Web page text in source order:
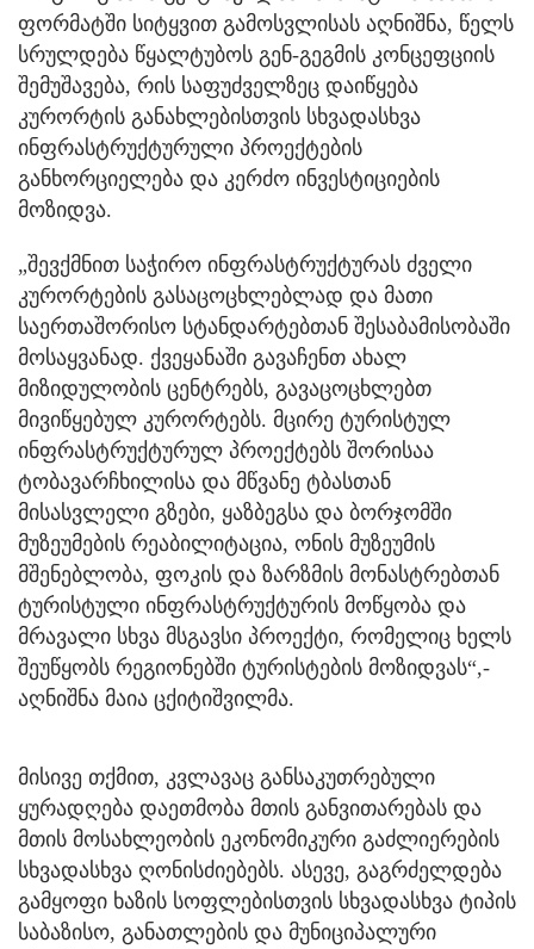
ფორმატში სიტყვით გამოსვლისას აღნიშნა, წელს
სრულდება წყალტუბოს გენ-გეგმის კონცეფციის
შემუშავება, რის საფუძველზეც დაიწყება
კურორტის განახლებისთვის სხვადასხვა
ინფრასტრუქტურული პროექტების
განხორციელება და კერძო ინვესტიციების
მოზიდვა.
„შევქმნით საჭირო ინფრასტრუქტურას ძველი
კურორტების გასაცოცხლებლად და მათი
საერთაშორისო სტანდარტებთან შესაბამისობაში
მოსაყვანად. ქვეყანაში გავაჩენთ ახალ
მიზიდულობის ცენტრებს, გავაცოცხლებთ
მივიწყებულ კურორტებს. მცირე ტურისტულ
ინფრასტრუქტურულ პროექტებს შორისაა
ტობავარჩხილისა და მწვანე ტბასთან
მისასვლელი გზები, ყაზბეგსა და ბორჯომში
მუზეუმების რეაბილიტაცია, ონის მუზეუმის
მშენებლობა, ფოკის და ზარზმის მონასტრებთან
ტურისტული ინფრასტრუქტურის მოწყობა და
მრავალი სხვა მსგავსი პროექტი, რომელიც ხელს
შეუწყობს რეგიონებში ტურისტების მოზიდვას“,-
აღნიშნა მაია ცქიტიშვილმა.
მისივე თქმით, კვლავაც განსაკუთრებული
ყურადღება დაეთმობა მთის განვითარებას და
მთის მოსახლეობის ეკონომიკური გაძლიერების
სხვადასხვა ღონისძიებებს. ასევე, გაგრძელდება
გამყოფი ხაზის სოფლებისთვის სხვადასხვა ტიპის
საბაზისო, განათლების და მუნიციპალური